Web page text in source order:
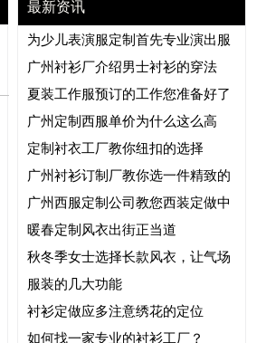
最新资讯
为少儿表演服定制首先专业演出服
广州衬衫厂介绍男士衬衫的穿法
夏装工作服预订的工作您准备好了
广州定制西服单价为什么这么高
定制衬衣工厂教你纽扣的选择
广州衬衫订制厂教你选一件精致的
广州西服定制公司教您西装定做中
暖春定制风衣出街正当道
秋冬季女士选择长款风衣，让气场
服装的几大功能
衬衫定做应多注意绣花的定位
如何找一家专业的衬衫工厂？